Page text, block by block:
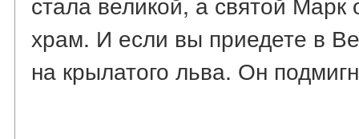
храм. И если вы приедете в
на крылатого льва. Он